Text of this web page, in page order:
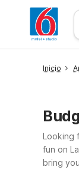
Inicio
Looking
fun on
bring